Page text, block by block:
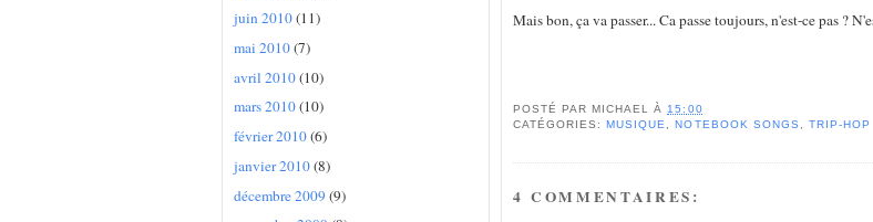
juin 2010(11)
mai 2010(7)
avril 2010(10)
mars 2010(10)
février 2010(6)
janvier 2010(8)
décembre 2009 (9)
Mais bon, ça va passer... Ca passe toujours, n'est-ce pas ?
POSTÉ PAR MICHAEL À 15:00
CATÉGORIES:MUSIQUE ,NOTEBOOK SONGS ,TRIP-HOP
4 COMMENTAIRES: